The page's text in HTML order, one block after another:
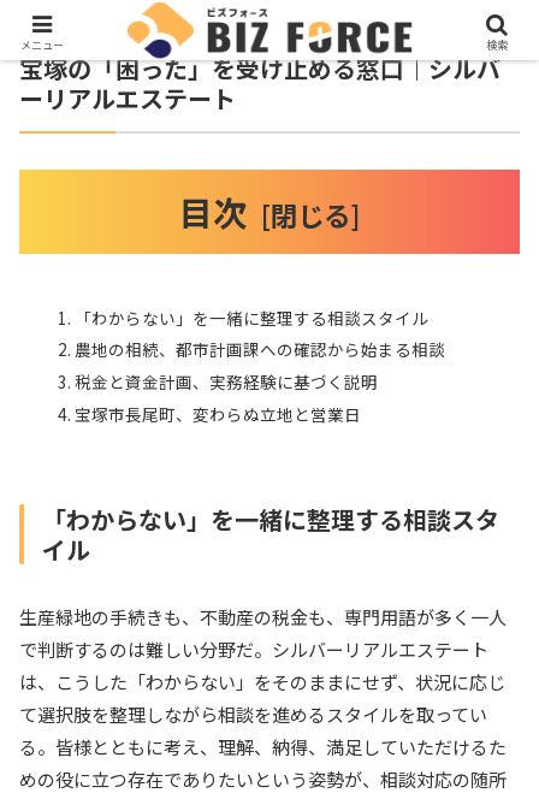
宝塚の「困った」を受け止める窓口｜シルバ
ーリアルエステート
目次
「わからない」を一緒に整理する相談スタイル
農地の相続、都市計画課への確認から始まる相談
税金と資金計画、実務経験に基づく説明
宝塚市長尾町、変わらぬ立地と営業日
「わからない」を一緒に整理する相談スタ
イル
生産緑地の手続きも、不動産の税金も、専門用語が多く一人
で判断するのは難しい分野だ。シルバーリアルエステート
は、こうした「わからない」をそのままにせず、状況に応じ
て選択肢を整理しながら相談を進めるスタイルを取ってい
る。皆様とともに考え、理解、納得、満足していただけるた
めの役に立つ存在でありたいという姿勢が、相談対応の随所
メニュー 検索